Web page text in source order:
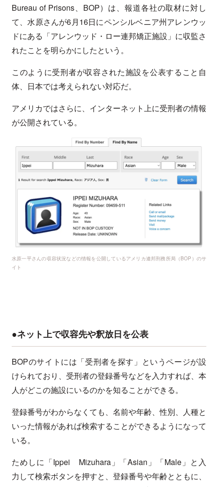
Bureau of Prisons、BOP）は、報道各社の取材に対し
て、水原さんが6月16日にペンシルベニア州アレンウッ
ドにある「アレンウッド・ロー連邦矯正施設」に収監さ
れたことを明らかにしたという。
このように受刑者が収容された施設を公表すること自
体、日本では考えられない対応だ。
アメリカではさらに、インターネット上に受刑者の情報
が公開されている。
水原一平さんの収容状況などの情報を公開しているアメリカ連邦刑務所局（BOP）のサ
イト
●ネット上で収容先や釈放日を公表
BOPのサイトには「受刑者を探す」というページが設
けられており、受刑者の登録番号などを入力すれば、本
人がどこの施設にいるのかを知ることができる。
登録番号がわからなくても、名前や年齢、性別、人種と
いった情報があれば検索することができるようになって
いる。
ためしに「Ippei Mizuhara」「Asian」「Male」と入
力して検索ボタンを押すと、登録番号や年齢とともに、